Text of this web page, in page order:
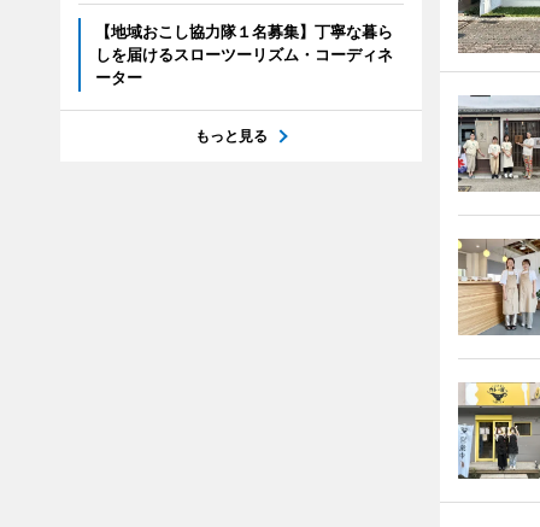
【地域おこし協力隊１名募集】丁寧な暮ら
しを届けるスローツーリズム・コーディネ
ーター
もっと見る